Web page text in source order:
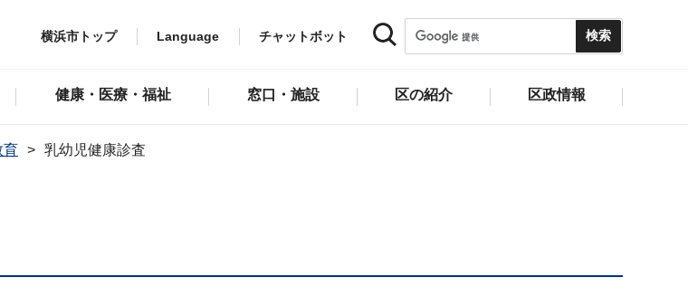
横浜市トップ Language チャットボット
健康・医療・福祉 窓口・施設 区の紹介 区政情報
育 乳幼児健康診査